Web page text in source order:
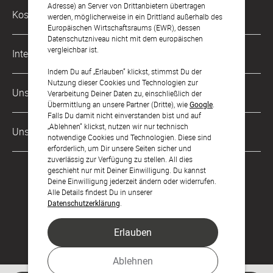
Adresse) an Server von Drittanbietern übertragen
werden, möglicherweise in ein Drittland außerhalb des
Europäischen Wirtschaftsraums (EWR), dessen
Datenschutzniveau nicht mit dem europäischen
vergleichbar ist.
Indem Du auf „Erlauben“ klickst, stimmst Du der
Nutzung dieser Cookies und Technologien zur
Verarbeitung Deiner Daten zu, einschließlich der
Übermittlung an unsere Partner (Dritte), wieGoogle
Falls Du damit nicht einverstanden bist und auf
„Ablehnen“ klickst, nutzen wir nur technisch
notwendige Cookies und Technologien. Diese sind
erforderlich, um Dir unsere Seiten sicher und
zuverlässig zur Verfügung zu stellen. All dies
geschieht nur mit Deiner Einwilligung. Du kannst
Deine Einwilligung jederzeit ändern oder widerrufen.
Alle Details findest Du in unserer
Datenschutzerklärung
Ablehnen
Erlauben
kontakt@sendmoments.de
Philosophie
Karriere
Impressum
AGB & Widerrufsrecht
Zahlung & Versand
Datenschutz
Barrierefreiheitserklärung
LLM's
Kostenlose Services
Musterkarten
Digitale Fotoalben
Digitale Gästelisten
FAQ & Hilfe
International
Österreich
Schweiz
Frankreich
Unsere Zahlungsarten
Unsere Partner
Feier den Moment.